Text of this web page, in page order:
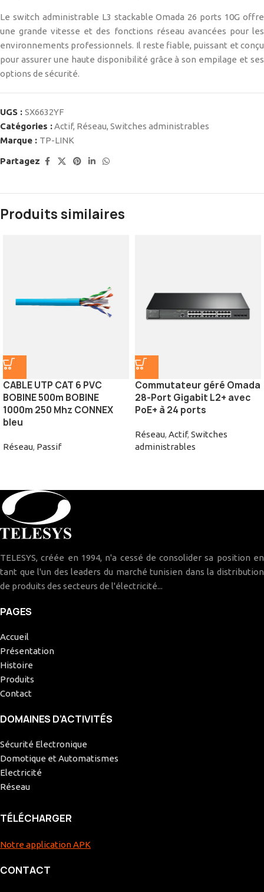
Le switch administrable L3 stackable Omada 26 ports 10G offre
une grande vitesse et des fonctions réseau avancées pour les
environnements professionnels. Il reste fiable, puissant et conçu
pour assurer une haute disponibilité grâce à son empilage et ses
options de sécurité.
UGS : SX6632YF
Catégories :Actif, Réseau, Switches administrables
Marque : TP-LINK
Partagez
Produits similaires
CABLE UTP CAT 6 PVC
BOBINE 500m BOBINE
1000m 250 Mhz CONNEX
bleu
Réseau, Passif
Commutateur géré Omada
28-Port Gigabit L2+ avec
PoE+ à 24 ports
Réseau, Actif, Switches
administrables
TELESYS, créée en 1994, n'a cessé de consolider sa position en
tant que l'un des leaders du marché tunisien dans la distribution
de produits des secteurs de l'électricité...
PAGES
Accueil
Présentation
Histoire
Produits
Contact
DOMAINES D’ACTIVITÉS
Sécurité Electronique
Domotique et Automatismes
Electricité
Réseau
TÉLÉCHARGER
Notre application APK
CONTACT